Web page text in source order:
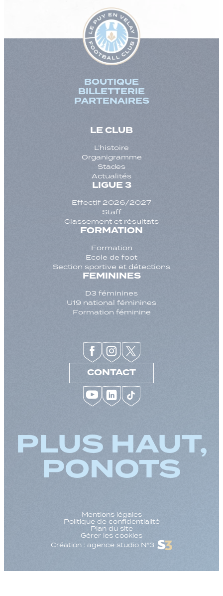
BOUTIQUE
BILLETTERIE
PARTENAIRES
LE CLUB
L’histoire
Organigramme
Stades
Actualités
LIGUE 3
Effectif 2026/2027
Staff
Classement et résultats
FORMATION
Formation
Ecole de foot
Section sportive et détections
FEMININES
D3 féminines
U19 national féminines
Formation féminine
CONTACT
PLUS HAUT,
PONOTS
Mentions légales
Politique de confidentialité
Plan du site
Gérer les cookies
Création : agence studio N°3